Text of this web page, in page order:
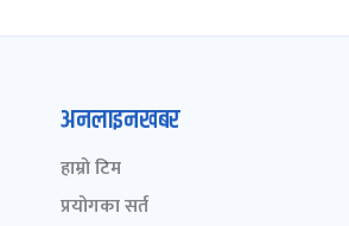
अनलाइनखबर
हाम्रो टिम
प्रयोगका सर्त